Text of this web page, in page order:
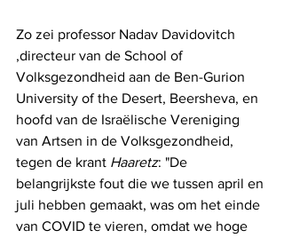
Zo zei professor Nadav Davidovitch
,directeur van de School of
Volksgezondheid aan de Ben-Gurion
University of the Desert, Beersheva, en
hoofd van de Israëlische Vereniging
van Artsen in de Volksgezondheid,
tegen de krant Haaretz: "De
belangrijkste fout die we tussen april en
juli hebben gemaakt, was om het einde
van COVID te vieren, omdat we hoge